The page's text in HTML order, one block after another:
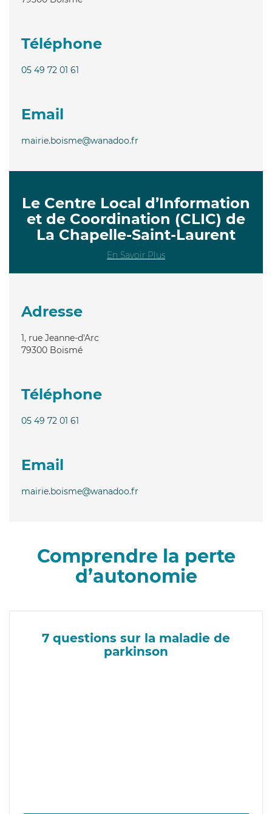
Téléphone
05 49 72 01 61
Email
mairie.boisme@wanadoo.fr
Le Centre Local d’Information
et de Coordination (CLIC) de
La Chapelle-Saint-Laurent
En Savoir Plus
Adresse
1, rue Jeanne-d'Arc
79300 Boismé
Téléphone
05 49 72 01 61
Email
mairie.boisme@wanadoo.fr
Comprendre la perte
d’autonomie
7 questions sur la maladie de
parkinson